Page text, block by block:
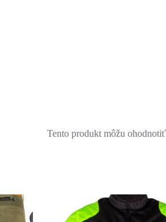
Tento produkt môžu